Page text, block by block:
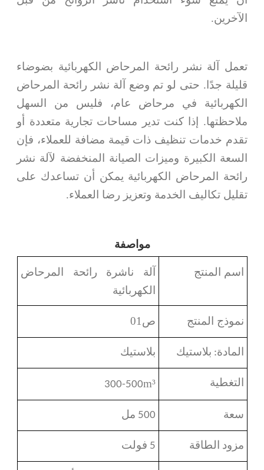
الآخرين.
تعمل آلة نشر رائحة المرحاض الكهربائية بضوضاء
قليلة جدًا. حتى لو تم وضع آلة نشر رائحة المرحاض
الكهربائية في مرحاض عام، فليس من السهل
ملاحظتها. إذا كنت تدير مساحات تجارية متعددة أو
تقدم خدمات تنظيف ذات قيمة مضافة للعملاء، فإن
السعة الكبيرة وميزات الصيانة المنخفضة لآلة نشر
رائحة المرحاض الكهربائية يمكن أن تساعدك على
تقليل تكاليف الخدمة وتعزيز رضا العملاء.
مواصفة
اسم المنتج
آلة ناشرة رائحة المرحاض
الكهربائية
نموذج المنتج ص01
المادة: بلاستيك بلاستيك
التغطية 300-500m³
سعة 500 مل
مزود الطاقة 5 فولت